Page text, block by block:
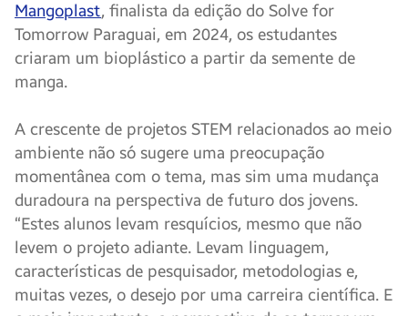
Mangoplast, finalista da edição do Solve for
Tomorrow Paraguai, em 2024, os estudantes
criaram um bioplástico a partir da semente de
manga.
A crescente de projetos STEM relacionados ao meio
ambiente não só sugere uma preocupação
momentânea com o tema, mas sim uma mudança
duradoura na perspectiva de futuro dos jovens.
“Estes alunos levam resquícios, mesmo que não
levem o projeto adiante. Levam linguagem,
características de pesquisador, metodologias e,
muitas vezes, o desejo por uma carreira científica. E